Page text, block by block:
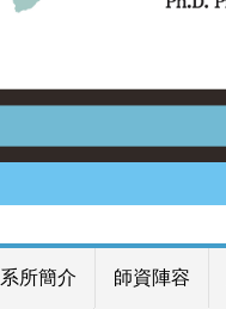
系所簡介 師資陣容